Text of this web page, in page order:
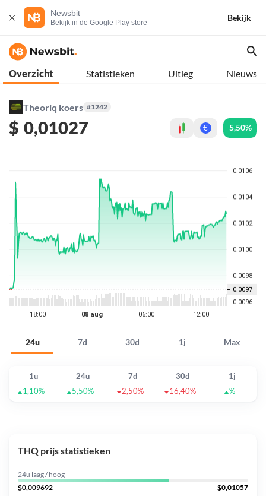
Newsbit
Bekijk in de Google Play store
Bekijk
Overzicht Statistieken Uitleg Nieuws
Theoriq koers #1242
$ 0,01027 € 5,50%
24u 7d 30d 1j Max
1u 24u 7d 30d
1j
1,10%
5,50% 2,50% 16,40% %
THQ prijs statistieken
24u laag / hoog
$0,009692
$0,01057